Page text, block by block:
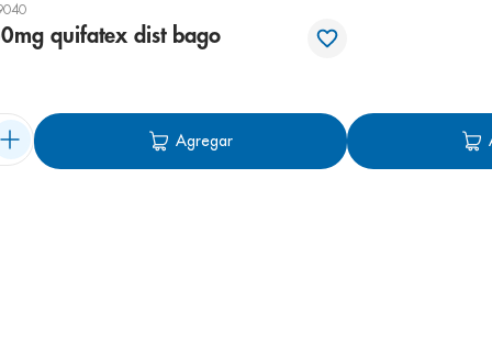
quifatex dist bago
Agregar